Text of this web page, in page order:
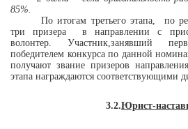
85%.
По итогам третьего этапа,
по
три призера
в направлении с
волонтер. Участник,занявший
победителем конкурса по данной
получают звание призеров
этапа награждаются соответствующими
3.2.Юрист-